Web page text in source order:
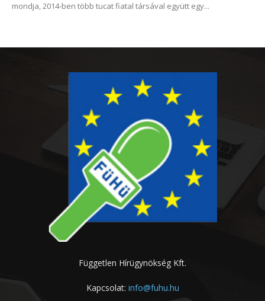
mondja, 2014-ben több tucat fiatal társával együtt egy...
Független Hírügynökség Kft.
Kapcsolat: info@fuhu.hu